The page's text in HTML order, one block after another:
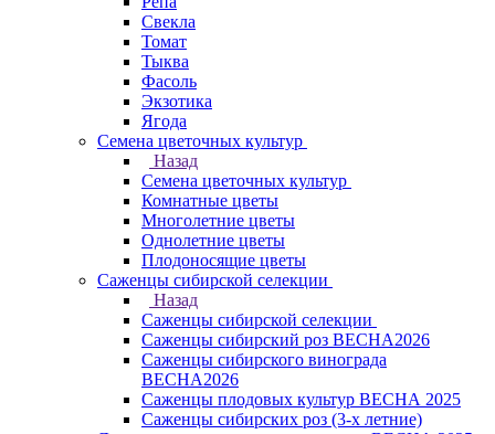
Свекла
Томат
Тыква
Фасоль
Экзотика
Ягода
Семена цветочных культур
Назад
Семена цветочных культур
Комнатные цветы
Многолетние цветы
Однолетние цветы
Плодоносящие цветы
Саженцы сибирской селекции
Назад
Саженцы сибирской селекции
Саженцы сибирский роз ВЕСНА2026
Саженцы сибирского винограда
ВЕСНА2026
Саженцы плодовых культур ВЕСНА 2025
Саженцы сибирских роз (3-х летние)